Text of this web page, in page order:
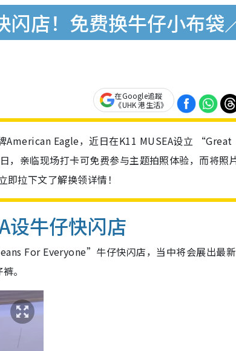
店！免费换牛仔小布袋
在Google追蹤
《UHK 港生活》
Eagle，近日在K11 MUSEA设立 “Great
亲临现场打卡可免费参与主题拍照体验，而将照
拉下文了解换领详情！
设牛仔快闪店
For Everyone”牛仔快闪店，当中将会展出最
。